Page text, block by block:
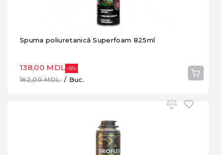
Spuma poliuretanică Superfoam 825ml
138,00 MDL -15%
162,00 MDL/ Buc.